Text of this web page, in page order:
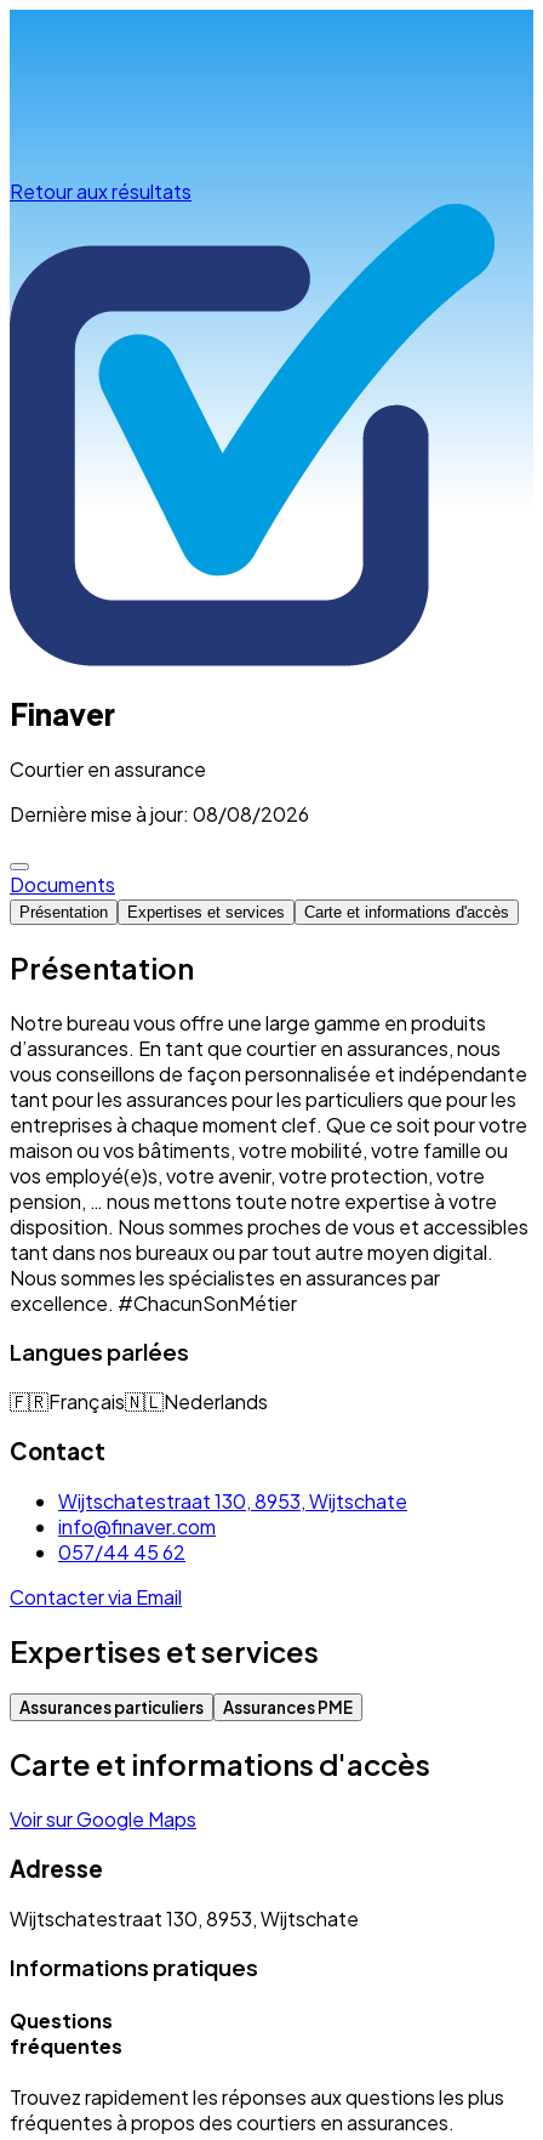
Retour aux résultats
Finaver
Courtier en assurance
Dernière mise à jour: 08/08/2026
Documents
Présentation Expertises et services Carte et informations d'accès
Présentation
Notre bureau vous offre une large gamme en produits
d’assurances. En tant que courtier en assurances, nous
vous conseillons de façon personnalisée et indépendante
tant pour les assurances pour les particuliers que pour les
entreprises à chaque moment clef. Que ce soit pour votre
maison ou vos bâtiments, votre mobilité, votre famille ou
vos employé(e)s, votre avenir, votre protection, votre
pension, … nous mettons toute notre expertise à votre
disposition. Nous sommes proches de vous et accessibles
tant dans nos bureaux ou par tout autre moyen digital.
Nous sommes les spécialistes en assurances par
excellence. #ChacunSonMétier
Langues parlées
🇫🇷Français🇳🇱Nederlands
Contact
Wijtschatestraat 130, 8953, Wijtschate
info@finaver.com
057/44 45 62
Contacter via Email
Expertises et services
Assurances particuliers Assurances PME
Carte et informations d'accès
Voir sur Google Maps
Adresse
Wijtschatestraat 130, 8953, Wijtschate
Informations pratiques
Questions
fréquentes
Trouvez rapidement les réponses aux questions les plus
fréquentes à propos des courtiers en assurances.